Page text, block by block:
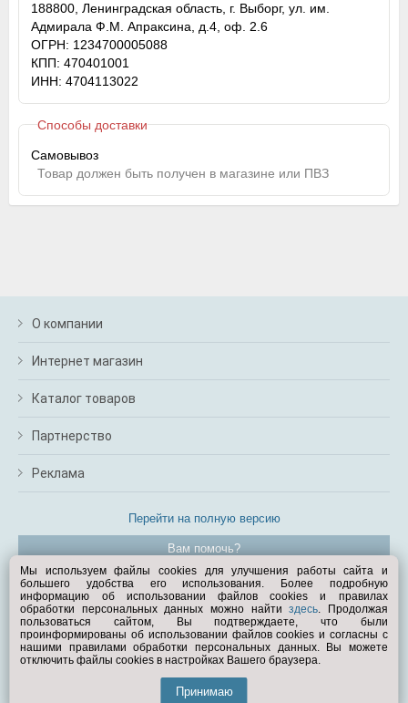
188800, Ленинградская область, г. Выборг, ул. им.
Адмирала Ф.М. Апраксина, д.4, оф. 2.6
ОГРН: 1234700005088
КПП: 470401001
ИНН: 4704113022
Способы доставки
Самовывоз
Товар должен быть получен в магазине или ПВЗ
О компании
Интернет магазин
Каталог товаров
Партнерство
Реклама
Перейти на полную версию
Вам помочь?
© Exist.ru 1998—2026
Мы используем файлы cookies для улучшения работы сайта и
большего удобства его использования. Более подробную
информацию об использовании файлов cookies и правилах
обработки персональных данных можно найтиздесь. Продолжая
пользоваться сайтом, Вы подтверждаете, что были
проинформированы об использовании файлов cookies и согласны с
нашими правилами обработки персональных данных. Вы можете
отключить файлы cookies в настройках Вашего браузера.
Принимаю